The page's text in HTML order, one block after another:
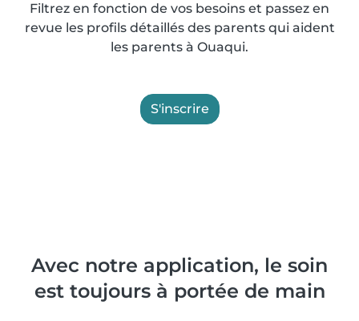
Filtrez en fonction de vos besoins et passez en
revue les profils détaillés des parents qui aident
les parents à Ouaqui.
S'inscrire
Avec notre application, le soin
est toujours à portée de main